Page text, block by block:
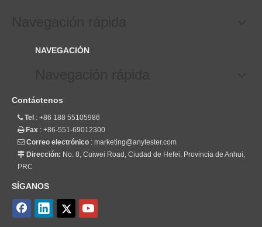
NAVEGACIÓN
Contáctenos
Tel : +86 188 55105986
Fax : +86-551-69012300
 Correo electrónico : marketing@anytester.com
 Dirección: No. 8, Cuiwei Road, Ciudad de Hefei, Provincia de Anhui,
PRC
SÍGANOS